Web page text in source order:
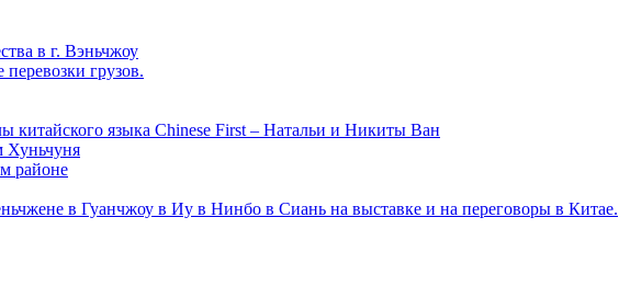
в г. Вэньчжоу
грузов.
китайского языка Chinese First – Натальи и Никиты Ван
Хуньчуня
районе
в Гуанчжоу в Иу в Нинбо в Сиань на выставке и на переговоры в Китае.